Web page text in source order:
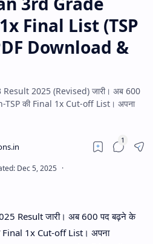
Final List (TSP
Download &
2025 (Revised) जारी। अब 600
TSP की Final 1x Cut-off List। अपना
Result जारी। अब 600 पद बढ़ने के
Final 1x Cut-off List। अपना